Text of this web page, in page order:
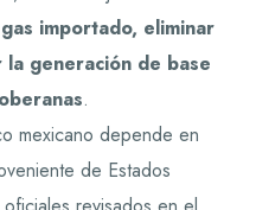
importado, eliminar
generación de base
.
mexicano depende en
de Estados